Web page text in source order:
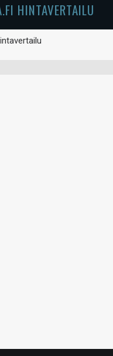
HINTAVERTAILU